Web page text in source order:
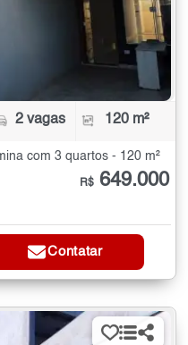
2 vagas 120 m²
com 3 quartos - 120 m²
R$ 649.000
Contatar